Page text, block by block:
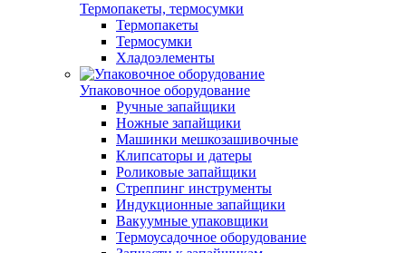
Термопакеты, термосумки
Термопакеты
Термосумки
Хладоэлементы
Упаковочное оборудование
Ручные запайщики
Ножные запайщики
Машинки мешкозашивочные
Клипсаторы и датеры
Роликовые запайщики
Стреппинг инструменты
Индукционные запайщики
Вакуумные упаковщики
Термоусадочное оборудование